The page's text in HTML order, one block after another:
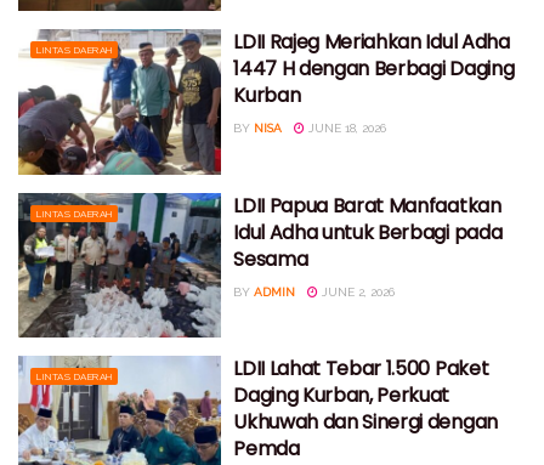
LINTAS DAERAH
LDII Rajeg Meriahkan Idul Adha
1447 H dengan Berbagi Daging
Kurban
BY NISA JUNE 18, 2026
LINTAS DAERAH
LDII Papua Barat Manfaatkan
Idul Adha untuk Berbagi pada
Sesama
BY ADMIN JUNE 2, 2026
LINTAS DAERAH
LDII Lahat Tebar 1.500 Paket
Daging Kurban, Perkuat
Ukhuwah dan Sinergi dengan
Pemda